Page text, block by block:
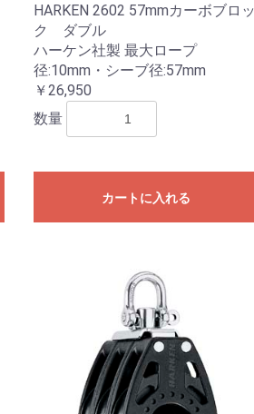
HARKEN 2602 57mmカーボブロッ
ク ダブル
ハーケン社製 最大ロープ
径:10mm・シーブ径:57mm
￥26,950
数量
カートに入れる